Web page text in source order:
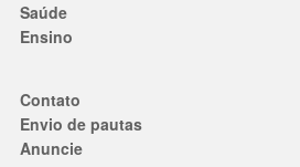
Saúde
Ensino
Contato
Envio de pautas
Anuncie